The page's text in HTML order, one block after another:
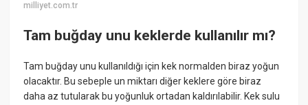
milliyet.com.tr
Tam buğday unu keklerde kullanılır mı?
Tam buğday unu kullanıldığı için kek normalden biraz yoğun
olacaktır. Bu sebeple un miktarı diğer keklere göre biraz
daha az tutularak bu yoğunluk ortadan kaldırılabilir. Kek sulu